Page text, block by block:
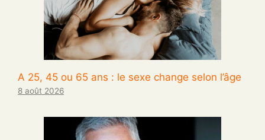
A 25, 45 ou 65 ans : le sexe change selon l’âge
8 août 2026